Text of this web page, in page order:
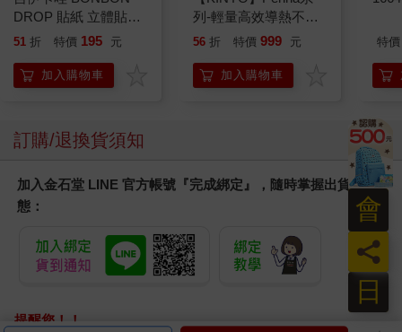
DROP 貼紙 立體貼紙
水晶貼紙 手帳貼 裝飾
兔兔 Chiikawa
51 折 特價 195 元
加入購物車
列-輕量高效導熱不沾
平煎鍋30cm
56 折 特價 999 元
加入購物車
特價
訂購/退換貨須知
加入金石堂 LINE 官方帳號『完成綁定』，隨時掌握出貨動
態：
提醒您！！
日
員
會